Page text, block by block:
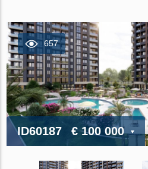
657
ID60187 € 100 000